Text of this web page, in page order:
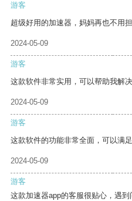
游客
超级好用的加速器，妈妈再也不用
2024-05-09
游客
这款软件非常实用，可以帮助我解决
2024-05-09
游客
这款软件的功能非常全面，可以满足
2024-05-09
游客
这款加速器app的客服很贴心，遇